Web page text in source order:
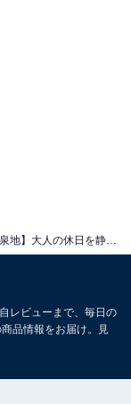
道経由約3分／
駅よりお車で約
レビューまで、毎日の
品情報をお届け。見